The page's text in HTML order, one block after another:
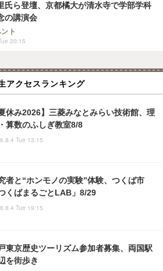
氏ら登壇、京都橘大が清水寺で学部学科
の講演会
ト
20:15
アクセスランキング
夏休み2026】三菱みなとみらい技術館、理
算数のふしぎ教室8/8
Tue 13:15
者と“ホンモノの実験”体験、つくば市
つくばまるごとLAB」8/29
Tue 19:15
東京歴史ツーリズム参加者募集、両国駅
を街歩き